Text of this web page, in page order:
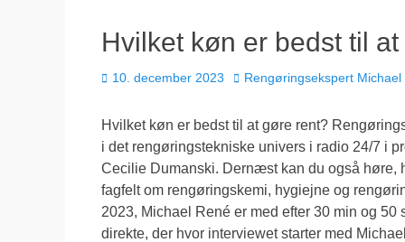
Hvilket køn er bedst til
Udgivet
10. december 2023 Forfatter
Rengøringsekspert Michael
Hvilket køn er bedst til at gøre rent?
i det rengøringstekniske univers i radio 24/7 i
Cecilie Dumanski. Dernæst kan du også høre,
fagfelt om rengøringskemi, hygiejne og
2023, Michael René er med efter 30 min og
direkte, der hvor interviewet starter med